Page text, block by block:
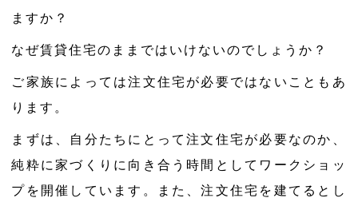
ますか？
なぜ賃貸住宅のままではいけないのでしょうか？
ご家族によっては注文住宅が必要ではないこともあ
ります。
まずは、自分たちにとって注文住宅が必要なのか、
純粋に家づくりに向き合う時間としてワークショッ
プを開催しています。また、注文住宅を建てるとし